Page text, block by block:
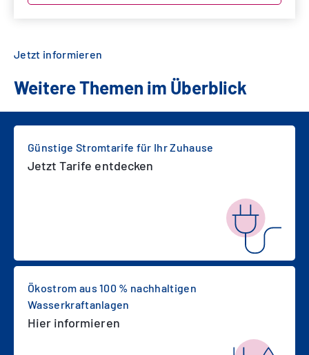
Jetzt informieren
Weitere Themen im Überblick
Günstige Stromtarife für Ihr Zuhause
Jetzt Tarife entdecken
Ökostrom aus 100 % nachhaltigen
Wasserkraftanlagen
Hier informieren